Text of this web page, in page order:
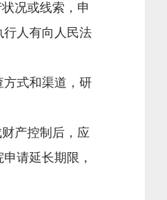
况或线索，申
人有向人民法
式和渠道，研
产控制后，应
请延长期限，